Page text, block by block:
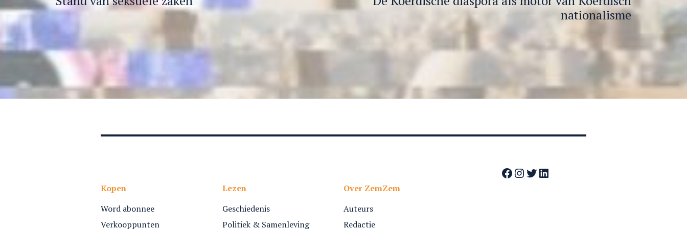
nationalisme
Kopen
Word abonnee
Verkooppunten
Lezen
Geschiedenis
Politiek & Samenleving
Over ZemZem
Auteurs
Redactie
Facebook
Instagram
Twitter
LinkedIn